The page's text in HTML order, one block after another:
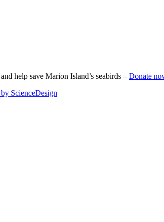
help save Marion Island’s seabirds – Donate
ScienceDesign